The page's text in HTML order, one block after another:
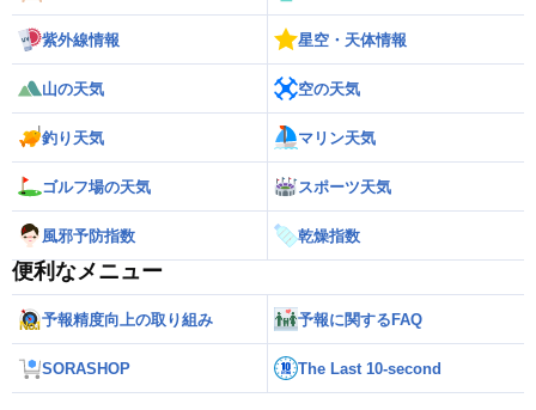
紫外線情報 星空・天体情報
山の天気 空の天気
釣り天気 マリン天気
ゴルフ場の天気 スポーツ天気
風邪予防指数 乾燥指数
便利なメニュー
予報精度向上の取り組み 予報に関するFAQ
SORASHOP The Last 10-second